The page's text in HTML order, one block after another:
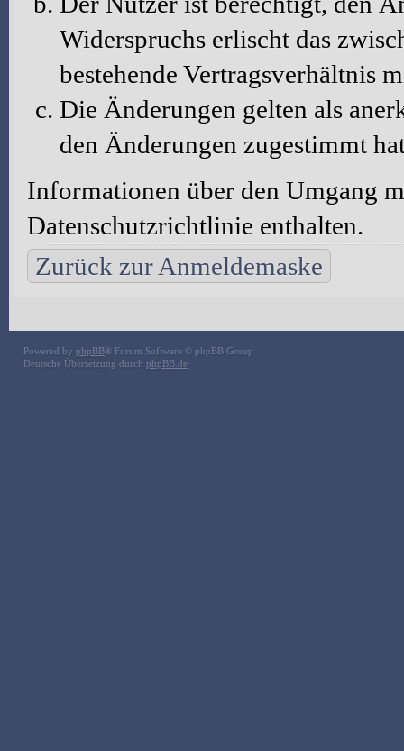
Widerspruchs erlischt das
bestehende Vertragsverhältnis
Die Änderungen gelten als
den Änderungen zugestimmt
Informationen über den Umgang
Datenschutzrichtlinie enthalten.
Zurück zur Anmeldemaske
Powered by phpBB® Forum Software © phpBB Group
Deutsche Übersetzung durch phpBB.de